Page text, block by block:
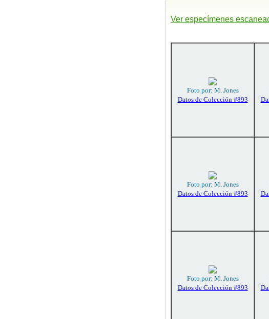
Ver especímenes
Foto por: M. Jones
Datos de Colección #893
Foto por: M. Jones
Datos de Colección #893
Foto por: M. Jones
Datos de Colección #893